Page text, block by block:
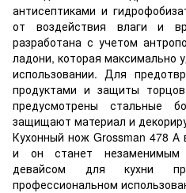
антисептиками и
от воздействия влаги и
разработана с учетом
ладони, которая максимально
использовании. Для
продуктами и защиты
предусмотрены стальные
защищают материал и
Кухонный нож Grossman 478 А
и он станет
девайсом для кухни
профессиональном